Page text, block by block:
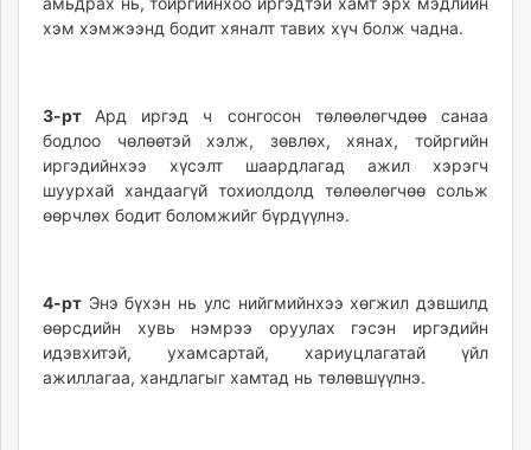
хэм хэмжээнд бодит хяналт тавих хүч болж чадна.
3-рт Ард иргэд ч сонгосон төлөөлөгчдөө санаа
бодлоо чөлөөтэй хэлж, зөвлөх, хянах, тойргийн
иргэдийнхээ хүсэлт шаардлагад ажил хэрэгч
шуурхай хандаагүй тохиолдолд төлөөлөгчөө сольж
өөрчлөх бодит боломжийг бүрдүүлнэ.
4-рт Энэ бүхэн нь улс нийгмийнхээ хөгжил дэвшилд
өөрсдийн хувь нэмрээ оруулах гэсэн иргэдийн
идэвхитэй, ухамсартай, хариуцлагатай үйл
ажиллагаа, хандлагыг хамтад нь төлөвшүүлнэ.